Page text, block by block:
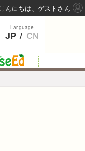
Language
JP / CN
こんにちは、ゲストさん